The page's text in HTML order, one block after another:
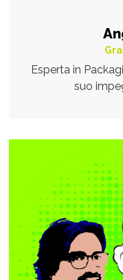
Esperta in
suo